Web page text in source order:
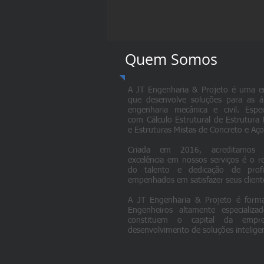
Quem Somos
A JT Engenharia & Projeto é uma
que desenvolve soluções para as
engenharia mecânica e civil.
com Cálculo Estrutural de Estrutura
e Estruturas Mistas de Concreto e
Criada em 2016,
excelência em nossos serviços é o
do talento e dedicação de
empenhados em satisfazer seus
A JT Engenharia & Projeto é
Engenheiros altamente
constituem o capital da
desenvolvimento de soluções